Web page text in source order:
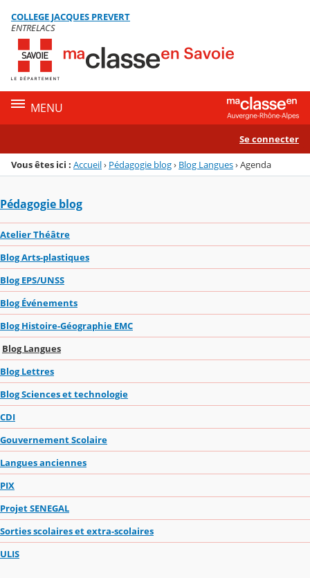
Menu de la rubrique
Contenu
COLLEGE JACQUES PREVERT
ENTRELACS
MENU
Se connecter
Vous êtes ici : Accueil› Pédagogie blog› Blog Langues›Agenda
Pédagogie blog
Atelier Théâtre
Blog Arts-plastiques
Blog EPS/UNSS
Blog Événements
Blog Histoire-Géographie EMC
Blog Langues
Blog Lettres
Blog Sciences et technologie
CDI
Gouvernement Scolaire
Langues anciennes
PIX
Projet SENEGAL
Sorties scolaires et extra-scolaires
ULIS